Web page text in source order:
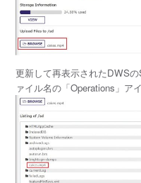
更新して再表示されたDWS
ァイル名の「Operations」 ア